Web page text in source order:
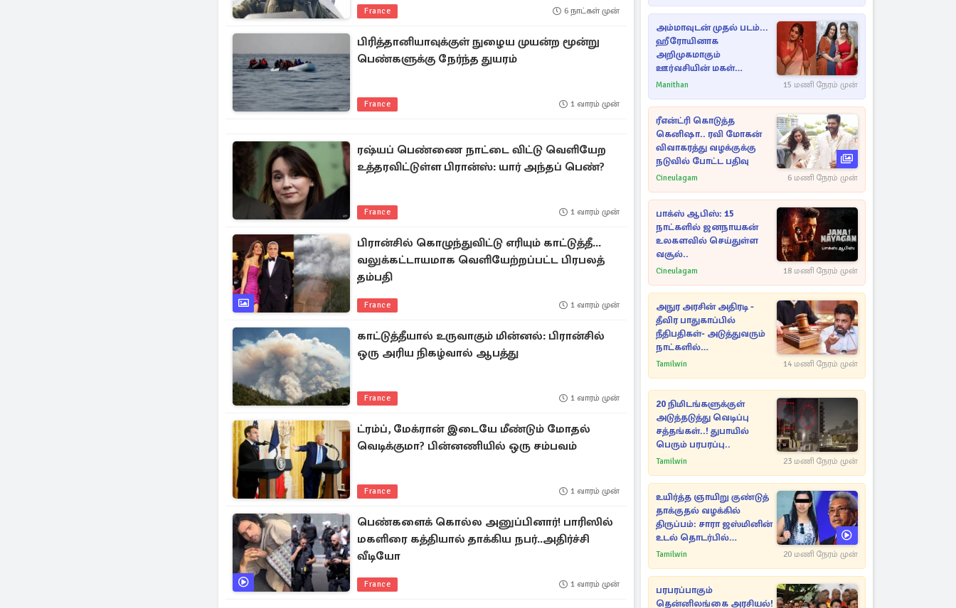
France 6 நாட்கள் முன்
பிரித்தானியாவுக்குள் நுழைய முயன்ற மூன்று
பெண்களுக்கு நேர்ந்த துயரம்
France 1 வாரம் முன்
ரஷ்யப் பெண்ணை நாட்டை விட்டு வெளியேற
உத்தரவிட்டுள்ள பிரான்ஸ்: யார் அந்தப் பெண்?
France 1 வாரம் முன்
பிரான்சில் கொழுந்துவிட்டு எரியும் காட்டுத்தீ...
வலுக்கட்டாயமாக வெளியேற்றப்பட்ட பிரபலத்
தம்பதி
France 1 வாரம் முன்
காட்டுத்தீயால் உருவாகும் மின்னல்: பிரான்சில்
ஒரு அரிய நிகழ்வால் ஆபத்து
France 1 வாரம் முன்
ட்ரம்ப், மேக்ரான் இடையே மீண்டும் மோதல்
வெடிக்குமா? பின்னணியில் ஒரு சம்பவம்
France 1 வாரம் முன்
பெண்களைக் கொல்ல அனுப்பினார்! பாரிஸில்
மகளிரை கத்தியால் தாக்கிய நபர்..அதிர்ச்சி
வீடியோ
France 1 வாரம் முன்
அம்மாவுடன் முதல் படம்...
ஹீரோயினாக
அறிமுகமாகும்
ஊர்வசியின் மகள்
தேஜலட்சுமி!
Manithan 15 மணி நேரம் முன்
ரீஎன்ட்ரி கொடுத்த
கெனிஷா.. ரவி மோகன்
விவாகரத்து வழக்குக்கு
நடுவில் போட்ட பதிவு
Cineulagam 6 மணி நேரம் முன்
பாக்ஸ் ஆபிஸ்: 15
நாட்களில் ஜனநாயகன்
உலகளவில் செய்துள்ள
வசூல்..
Cineulagam 18 மணி நேரம் முன்
அநுர அரசின் அதிரடி -
தீவிர பாதுகாப்பில்
நீதிபதிகள்- அடுத்துவரும்
நாட்களில்
அம்பலமாகவுள்ள ரகசியம்
Tamilwin 14 மணி நேரம் முன்
20 நிமிடங்களுக்குள்
அடுத்தடுத்து வெடிப்பு
சத்தங்கள்..! துபாயில்
பெரும் பரபரப்பு..
Tamilwin 23 மணி நேரம் முன்
உயிர்த்த ஞாயிறு குண்டுத்
தாக்குதல் வழக்கில்
திருப்பம்: சாரா ஜஸ்மினின்
உடல் தொடர்பில்
நீதிமன்றத்தில் வெளியான
Tamilwin 20 மணி நேரம் முன்
பரபரப்பாகும்
தென்னிலங்கை அரசியல்!